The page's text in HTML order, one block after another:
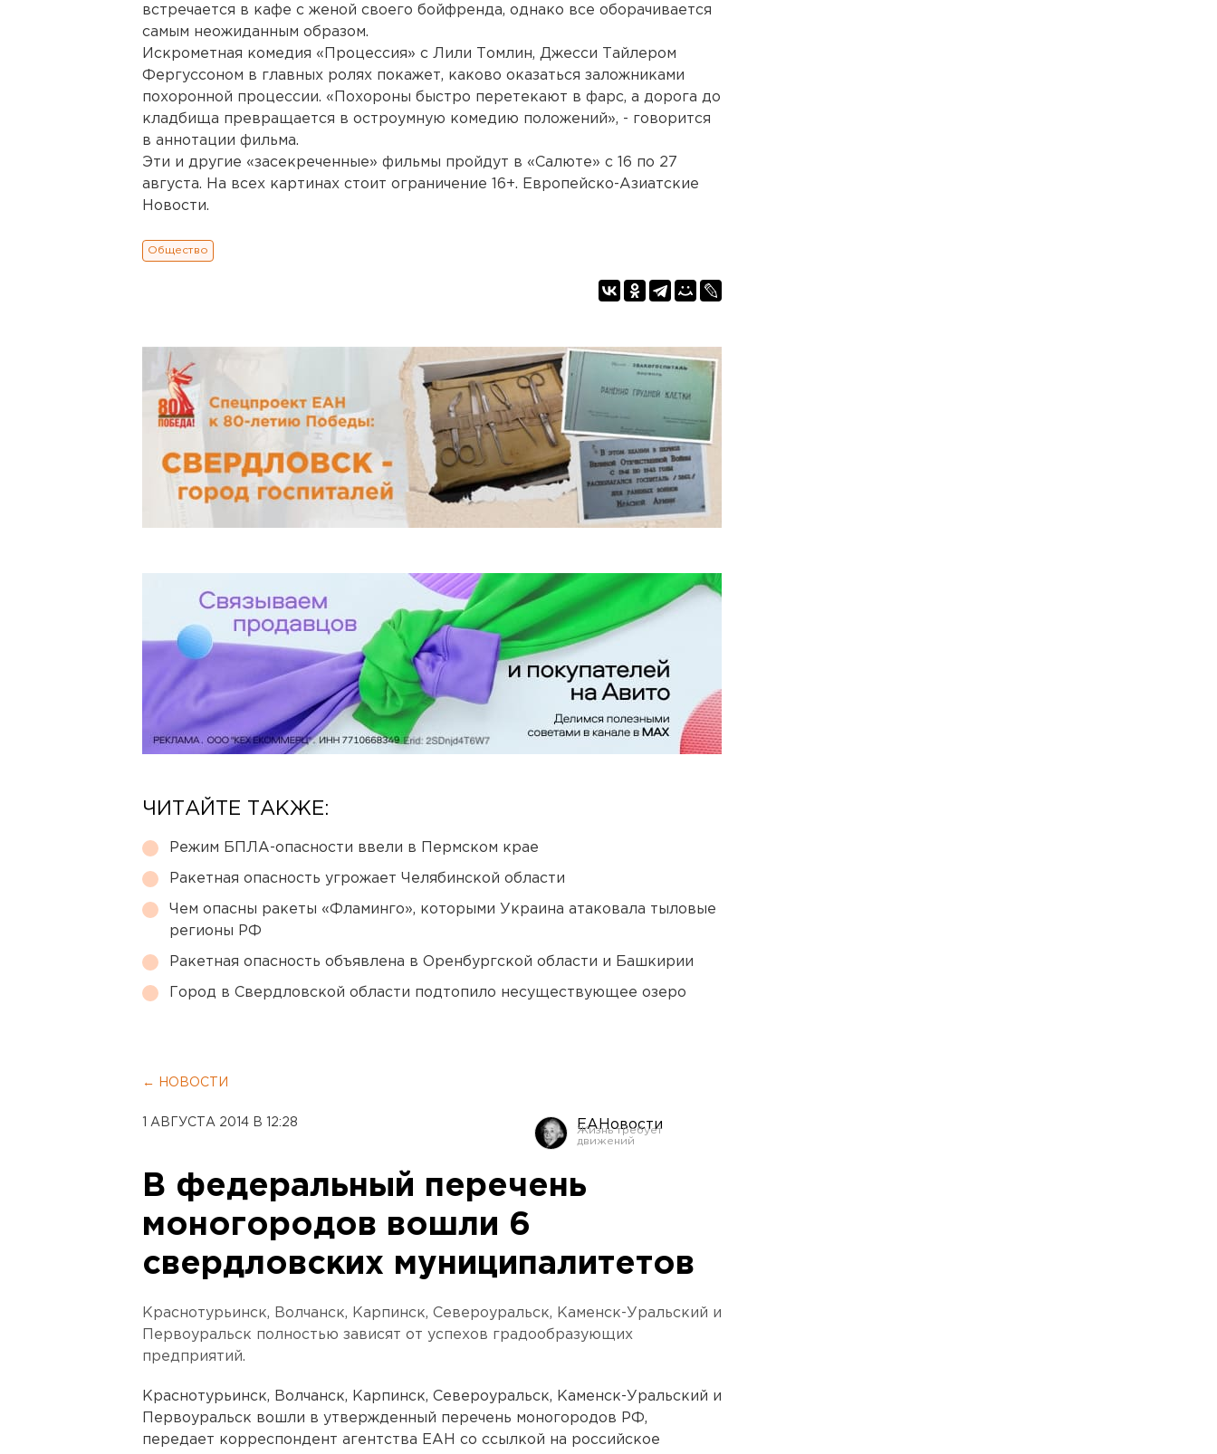
встречается в кафе с женой своего бойфренда, однако все оборачивается
самым неожиданным образом.
Искрометная комедия «Процессия» с Лили Томлин, Джесси Тайлером
Фергуссоном в главных ролях покажет, каково оказаться заложниками
похоронной процессии. «Похороны быстро перетекают в фарс, а дорога до
кладбища превращается в остроумную комедию положений», - говорится
в аннотации фильма.
Эти и другие «засекреченные» фильмы пройдут в «Салюте» с 16 по 27
августа. На всех картинах стоит ограничение 16+. Европейско-Азиатские
Новости.
Общество
ЧИТАЙТЕ ТАКЖЕ:
Режим БПЛА-опасности ввели в Пермском крае
Ракетная опасность угрожает Челябинской области
Чем опасны ракеты «Фламинго», которыми Украина атаковала тыловые
регионы РФ
Ракетная опасность объявлена в Оренбургской области и Башкирии
Город в Свердловской области подтопило несуществующее озеро
← НОВОСТИ
1 АВГУСТА 2014 В 12:28 ЕАНовости
В федеральный перечень
моногородов вошли 6
свердловских муниципалитетов
Краснотурьинск, Волчанск, Карпинск, Североуральск, Каменск-Уральский и
Первоуральск полностью зависят от успехов градообразующих
предприятий.
Краснотурьинск, Волчанск, Карпинск, Североуральск, Каменск-Уральский и
Первоуральск вошли в утвержденный перечень моногородов РФ,
передает корреспондент агентства ЕАН со ссылкой на российское